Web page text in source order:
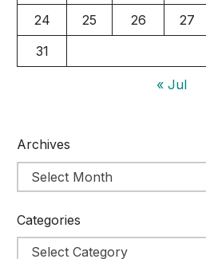
24
25 26 27
31
« Jul
Archives
Categories